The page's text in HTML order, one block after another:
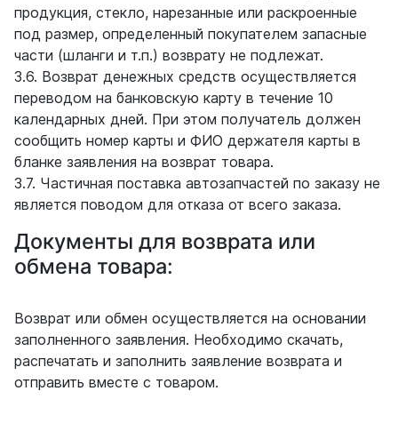
продукция, стекло, нарезанные или раскроенные
под размер, определенный покупателем запасные
части (шланги и т.п.) возврату не подлежат.
3.6. Возврат денежных средств осуществляется
переводом на банковскую карту в течение 10
календарных дней. При этом получатель должен
сообщить номер карты и ФИО держателя карты в
бланке заявления на возврат товара.
3.7. Частичная поставка автозапчастей по заказу не
является поводом для отказа от всего заказа.
Документы для возврата или
обмена товара:
Возврат или обмен осуществляется на основании
заполненного заявления. Необходимо скачать,
распечатать и заполнить заявление возврата и
отправить вместе с товаром.